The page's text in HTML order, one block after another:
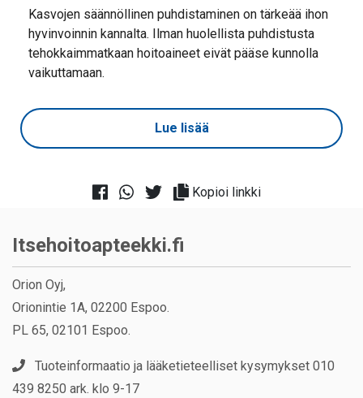
Kasvojen säännöllinen puhdistaminen on tärkeää ihon
hyvinvoinnin kannalta. Ilman huolellista puhdistusta
tehokkaimmatkaan hoitoaineet eivät pääse kunnolla
vaikuttamaan.
Lue lisää
Kopioi linkki
Itsehoitoapteekki.fi
Orion Oyj,
Orionintie 1A, 02200 Espoo.
PL 65, 02101 Espoo.
Tuoteinformaatio ja lääketieteelliset kysymykset 010
439 8250 ark. klo 9-17